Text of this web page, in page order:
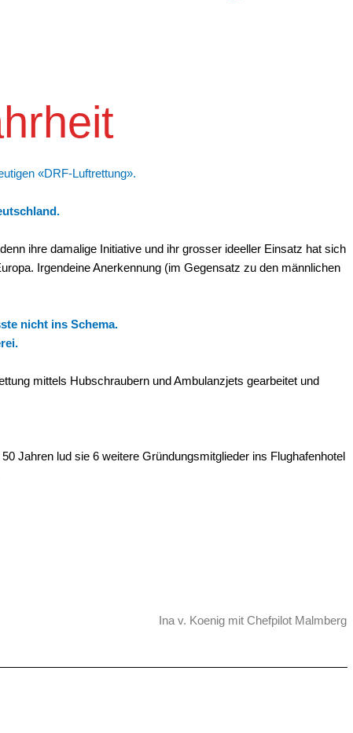
«DRF-Luftrettung».
ihre damalige Initiative und ihr grosser ideeller Einsatz hat sich
Irgendeine Anerkennung (im Gegensatz zu den männlichen
nicht ins Schema.
mittels Hubschraubern und Ambulanzjets gearbeitet und
Jahren lud sie 6 weitere Gründungsmitglieder ins Flughafenhotel
Ina v. Koenig mit Chefpilot Malmberg